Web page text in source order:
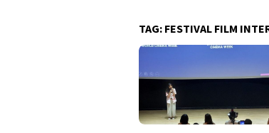
TAG: FESTIVAL FILM